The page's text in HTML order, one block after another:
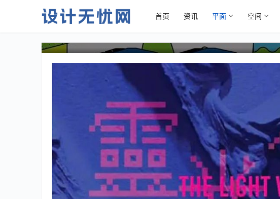
首页 资讯 平面 空间
中文海报(Banner)设计作品集（19）